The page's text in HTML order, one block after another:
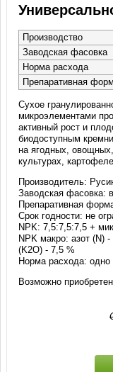
Производство
Заводская фасовка
Норма расхода
Препаративная
Сухое
микроэлементами
активный рост и
биодоступным
на ягодных,
культурах,
Производитель:
Заводская фасовка:
Препаративная
Срок годности: не
NPK: 7,5:7,5:7,5 +
NPK макро: азот (N)
(K2O) - 7,5 %
Норма расхода: одно
Возможно